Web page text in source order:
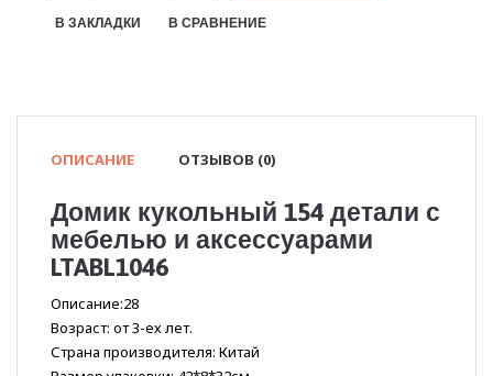
В ЗАКЛАДКИ В СРАВНЕНИЕ
ОПИСАНИЕ ОТЗЫВОВ (0)
Домик кукольный 154 детали с
мебелью и аксессуарами
LTABL1046
Описание:28
Возраст: от 3-ех лет.
Страна производителя: Китай